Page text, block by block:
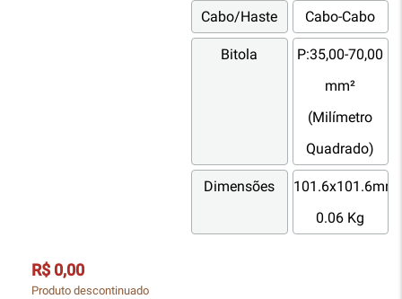
Cabo/Haste Cabo-Cabo
Bitola
P:35,00-70,00
mm²
(Milímetro
Quadrado)
Dimensões
101.6x101.6mm;
0.06 Kg
R$ 0,00
Produto descontinuado